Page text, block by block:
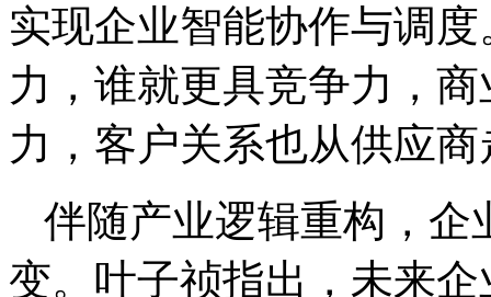
实现企业智能协作与调
力，谁就更具竞争力，
力，客户关系也从供应
伴随产业逻辑重构，企
变。叶子祯指出，未来